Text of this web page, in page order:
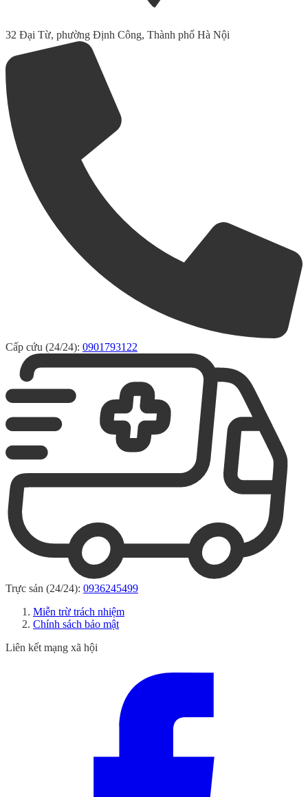
32 Đại Từ, phường Định Công, Thành phố Hà Nội
Cấp cứu (24/24): 0901793122
Trực sản (24/24): 0936245499
Miễn trừ trách nhiệm
Chính sách bảo mật
Liên kết mạng xã hội